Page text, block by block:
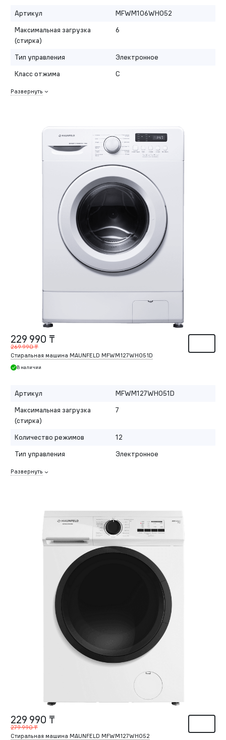
Артикул
MFWM106WH052
Максимальная загрузка
(стирка)
6
Тип управления
Электронное
Класс отжима
C
Развернуть
229 990 ₸
269 990 ₸
Стиральная машина MAUNFELD MFWM127WH051D
В наличии
Артикул
MFWM127WH051D
Максимальная загрузка
(стирка)
7
Количество режимов
12
Тип управления
Электронное
Развернуть
229 990 ₸
279 990 ₸
Стиральная машина MAUNFELD MFWM127WH052